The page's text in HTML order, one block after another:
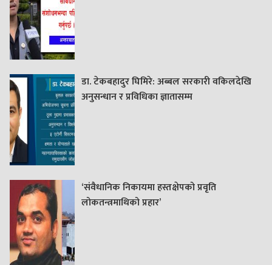
डा. टेकबहादुर घिमिरे: अब्बल सरकारी वकिलदेखि
अनुसन्धान र प्रविधिका ज्ञातासम्म
‘संवैधानिक निकायमा हस्तक्षेपको प्रवृति
लोकतन्त्रमाथिको प्रहार’